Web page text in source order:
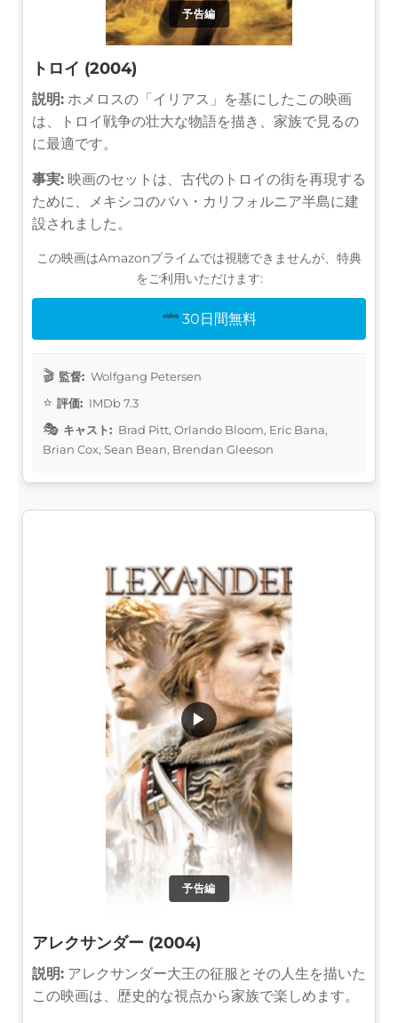
予告編
トロイ (2004)
説明: ホメロスの「イリアス」を基にしたこの映画
は、トロイ戦争の壮大な物語を描き、家族で見るの
に最適です。
事実: 映画のセットは、古代のトロイの街を再現する
ために、メキシコのバハ・カリフォルニア半島に建
設されました。
この映画はAmazonプライムでは視聴できませんが、特典
をご利用いただけます:
30日間無料
監督: Wolfgang Petersen
評価: IMDb 7.3
キャスト: Brad Pitt, Orlando Bloom, Eric Bana,
Brian Cox, Sean Bean, Brendan Gleeson
予告編
▶
アレクサンダー (2004)
説明: アレクサンダー大王の征服とその人生を描いた
この映画は、歴史的な視点から家族で楽しめます。